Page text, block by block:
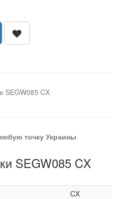
SEGW085 CX
точку Украины
SEGW085 CX
CX